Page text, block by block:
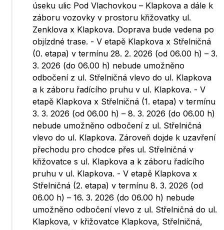
úseku ulic Pod Vlachovkou – Klapkova a dále k
záboru vozovky v prostoru křižovatky ul.
Zenklova x Klapkova. Doprava bude vedena po
objízdné trase. - V etapě Klapkova x Střelničná
(0. etapa) v termínu 28. 2. 2026 (od 06.00 h) – 3.
3. 2026 (do 06.00 h) nebude umožněno
odbočení z ul. Střelničná vlevo do ul. Klapkova
a k záboru řadícího pruhu v ul. Klapkova. - V
etapě Klapkova x Střelničná (1. etapa) v termínu
3. 3. 2026 (od 06.00 h) – 8. 3. 2026 (do 06.00 h)
nebude umožněno odbočení z ul. Střelničná
vlevo do ul. Klapkova. Zároveň dojde k uzavření
přechodu pro chodce přes ul. Střelničná v
křižovatce s ul. Klapkova a k záboru řadícího
pruhu v ul. Klapkova. - V etapě Klapkova x
Střelničná (2. etapa) v termínu 8. 3. 2026 (od
06.00 h) – 16. 3. 2026 (do 06.00 h) nebude
umožněno odbočení vlevo z ul. Střelničná do ul.
Klapkova, v křižovatce Klapkova, Střelničná,